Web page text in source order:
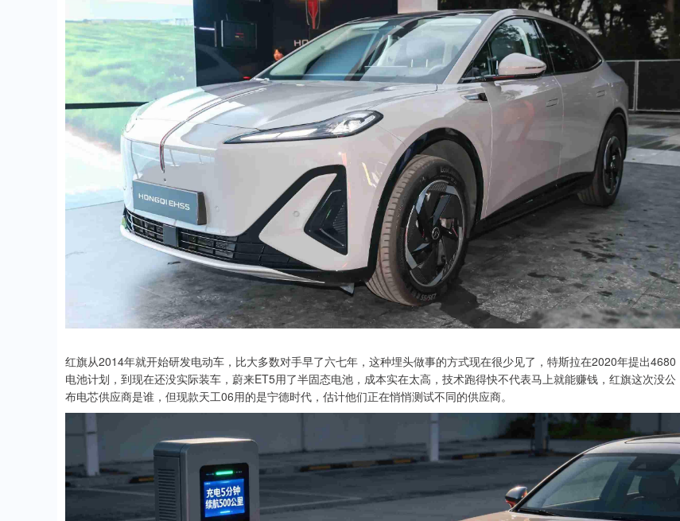
红旗从2014年就开始研发电动车，比大多数对手早了六七年，这种埋头做事的方式现在很少见了，特斯拉在2020年提出4680
电池计划，到现在还没实际装车，蔚来ET5用了半固态电池，成本实在太高，技术跑得快不代表马上就能赚钱，红旗这次没公
布电芯供应商是谁，但现款天工06用的是宁德时代，估计他们正在悄悄测试不同的供应商。